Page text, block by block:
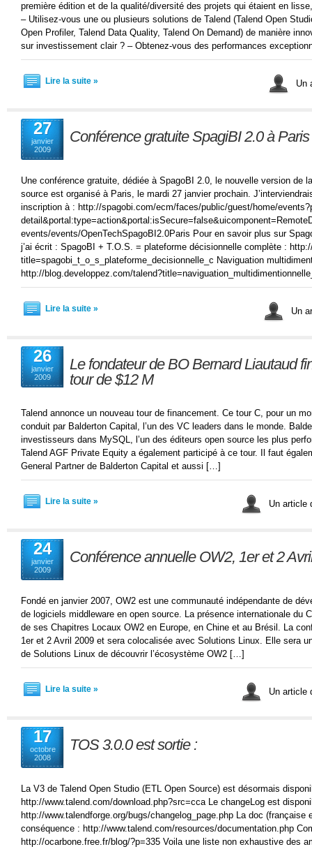
première édition et de la qualité/diversité des projets qui étaient en
– Utilisez-vous une ou plusieurs solutions de Talend (Talend Open
Open Profiler, Talend Data Quality, Talend On Demand) de manière
sur investissement clair ? – Obtenez-vous des performances
Lire la suite » Un
27
janvier
2009
Conférence gratuite SpagiBI 2.0 à
Une conférence gratuite, dédiée à SpagoBI 2.0, le nouvelle version de
source est organisé à Paris, le mardi 27 janvier prochain.
inscription à : http://spagobi.com/ecm/faces/public/guest/home/
events/events/OpenTechSpagoBI2.0Paris Pour en savoir plus sur
j’ai écrit : SpagoBI + T.O.S. = plateforme décisionnelle complète :
title=spagobi_t_o_s_plateforme_decisionnelle_c Naviguation
http://blog.developpez.com/
Lire la suite » Un
26
janvier
2009
Le fondateur de BO Bernard Liautaud
tour de $12 M
Talend annonce un nouveau tour de financement. Ce tour C, pour un
conduit par Balderton Capital, l’un des VC leaders dans le monde.
investisseurs dans MySQL, l’un des éditeurs open source les plus
Talend AGF Private Equity a également participé à ce tour. Il faut
General Partner de Balderton Capital et aussi […]
Lire la suite » Un article
24
janvier
2009
Conférence annuelle OW2, 1er et 2
Fondé en janvier 2007, OW2 est une communauté indépendante de
de logiciels middleware en open source. La présence internationale du
de ses Chapitres Locaux OW2 en Europe, en Chine et au Brésil. La
1er et 2 Avril 2009 et sera colocalisée avec Solutions Linux. Elle sera
de Solutions Linux de découvrir l’écosystème OW2 […]
Lire la suite » Un article
17
octobre
2008
TOS 3.0.0 est sortie :
La V3 de Talend Open Studio (ETL Open Source) est désormais
http://www.talend.com/download.php?src=cca Le changeLog est
http://www.talendforge.org/bugs/changelog_page.php La doc
conséquence : http://www.talend.com/resources/documentation.php
http://ocarbone.free.fr/blog/?p=335 Voila une liste non exhaustive des